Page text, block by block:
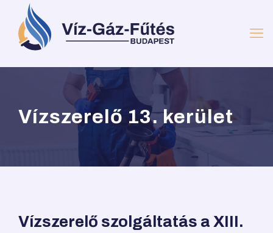
Vízszerelő 13. kerület
Vízszerelő szolgáltatás a XIII.